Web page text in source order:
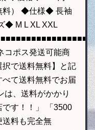
料） ◆仕様◆ 長袖
◆ M L XL XXL
ポス発送可能商
で送料無料】と記
て送料無料でお届
は、送料がかかり
す！！」 「3500
送料も完全無